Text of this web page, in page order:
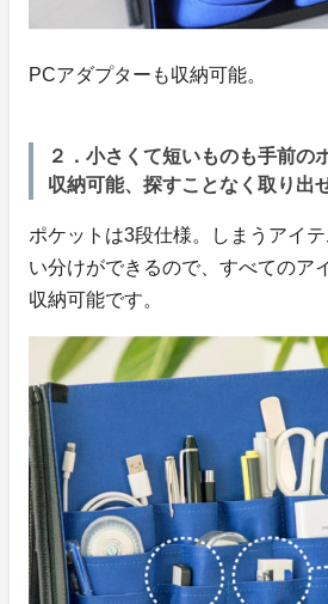
PCアダプターも収納可能。
２．小さくて短いものも手前の
収納可能、探すことなく取り出
ポケットは3段仕様。しまうアイ
い分けができるので、すべてのア
収納可能です。